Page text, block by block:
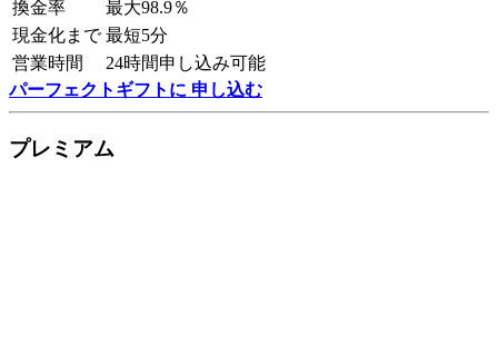
換金率
最大98.9％
現金化まで 最短5分
営業時間
24時間申し込み可能
パーフェクトギフトに 申し込む
プレミアム